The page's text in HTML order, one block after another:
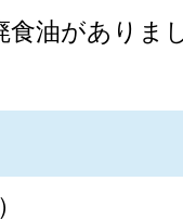
食油がありま